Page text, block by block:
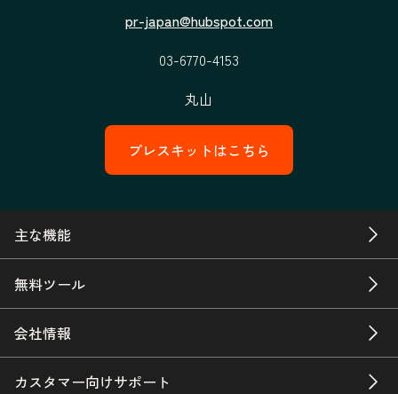
pr-japan@hubspot.com
03-6770-4153
丸山
プレスキットはこちら
主な機能
無料ツール
会社情報
カスタマー向けサポート